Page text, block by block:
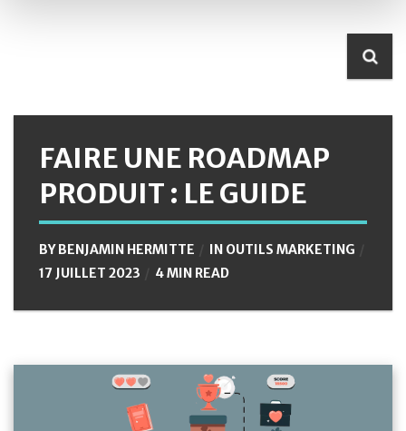
FAIRE UNE ROADMAP
PRODUIT : LE GUIDE
BYBENJAMIN HERMITTE IN OUTILS MARKETING
17 JUILLET 2023
4 MIN READ